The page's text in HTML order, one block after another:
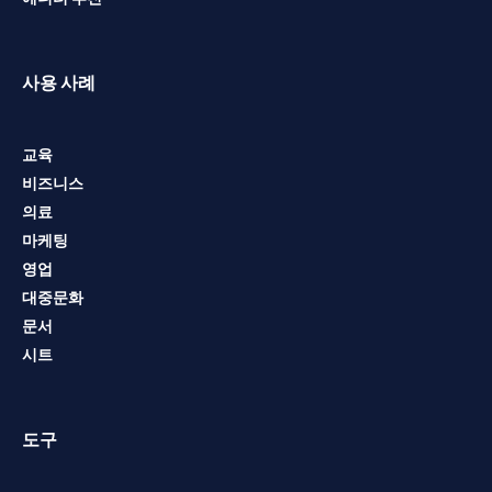
사용 사례
교육
비즈니스
의료
마케팅
영업
대중문화
문서
시트
도구